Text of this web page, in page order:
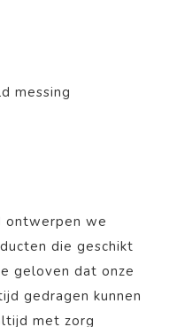
messing
ontwerpen we
die geschikt
geloven dat onze
gedragen kunnen
met zorg